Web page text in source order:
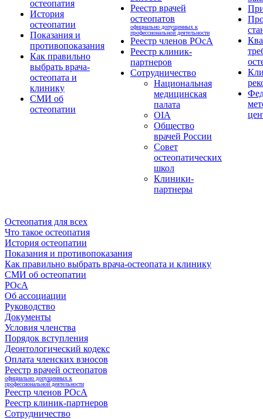
остеопатия
История
остеопатии
Показания и
противопоказания
Как правильно
выбрать врача-
остеопата и
клинику
СМИ об
остеопатии
Реестр врачей
остеопатов
официально допущенных к
профессиональной деятельности
Реестр членов РОсА
Реестр клиник-
партнеров
Сотрудничество
Национальная
медицинская
палата
OIA
Общество
врачей России
Совет
остеопатических
школ
Клиники-
партнеры
Остеопатия для всех
Что такое остеопатия
История остеопатии
Показания и противопоказания
Как правильно выбрать врача-остеопата и клинику
СМИ об остеопатии
РОсА
Об ассоциации
Руководство
Документы
Условия членства
Порядок вступления
Деонтологический кодекс
Оплата членских взносов
Реестр врачей остеопатов
официально допущенных к
профессиональной деятельности
Реестр членов РОсА
Реестр клиник-партнеров
Сотрудничество